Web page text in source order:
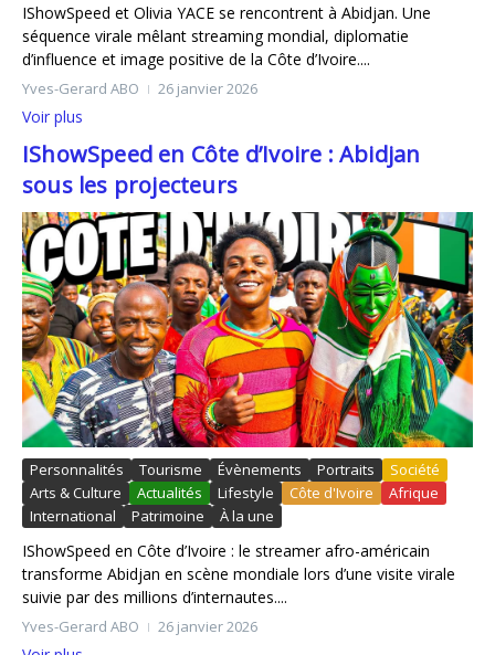
IShowSpeed et Olivia YACE se rencontrent à Abidjan. Une
séquence virale mêlant streaming mondial, diplomatie
d’influence et image positive de la Côte d’Ivoire....
Yves-Gerard ABO 26 janvier 2026
Voir plus
IShowSpeed en Côte d’Ivoire : Abidjan
sous les projecteurs
Personnalités Tourisme Évènements Portraits
Société
Arts & Culture
Actualités Lifestyle Côte d'Ivoire
Afrique
International
Patrimoine À la une
IShowSpeed en Côte d’Ivoire : le streamer afro-américain
transforme Abidjan en scène mondiale lors d’une visite virale
suivie par des millions d’internautes....
Yves-Gerard ABO 26 janvier 2026